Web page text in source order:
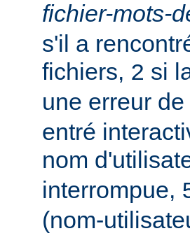
fichier-mots-
s'il a
fichiers, 2 si
une erreur
entré
nom
interrompue,
(nom-